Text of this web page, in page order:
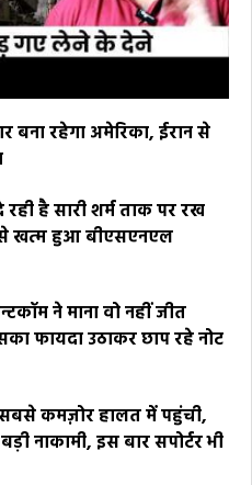
बना रहेगा अमेरिका, ईरान से
है सारी शर्म ताक पर रख
खत्म हुआ बीएसएनएल
ने माना वो नहीं जीत
फायदा उठाकर छाप रहे नोट
कमज़ोर हालत में पहुंची,
नाकामी, इस बार सपोर्टर भी